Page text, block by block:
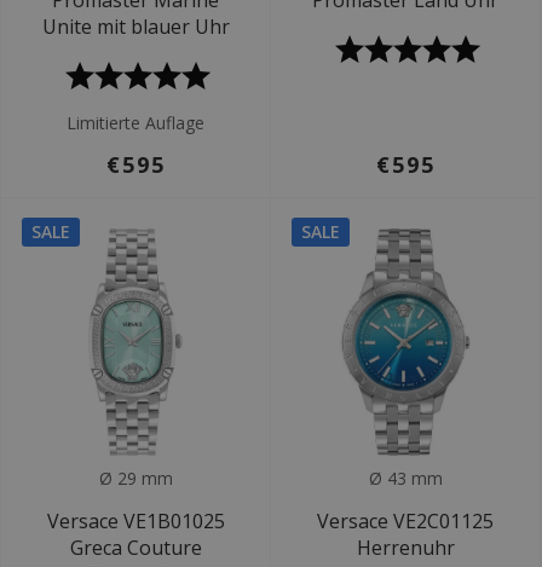
Unite mit blauer Uhr
Limitierte Auflage
€595 €595
SALE
Ø 29 mm
Versace VE1B01025
Greca Couture
SALE
Ø 43 mm
Versace VE2C01125
Herrenuhr